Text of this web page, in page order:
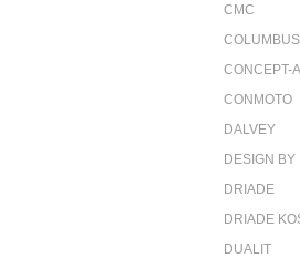
CMC
CONCEPT-
CONMOTO
DALVEY
DESIGN BY
DRIADE
DRIADE
DUALIT